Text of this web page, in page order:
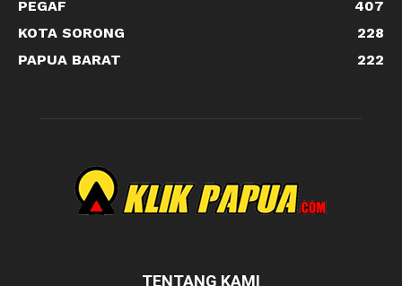
PEGAF
407
KOTA SORONG
228
PAPUA BARAT
222
TENTANG KAMI